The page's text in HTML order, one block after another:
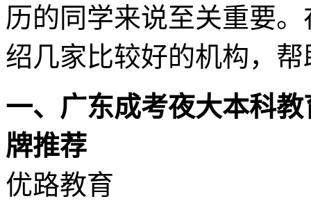
历的同学来说至关重要
绍几家比较好的机构，
一、广东成考夜大本科
牌推荐
优路教育